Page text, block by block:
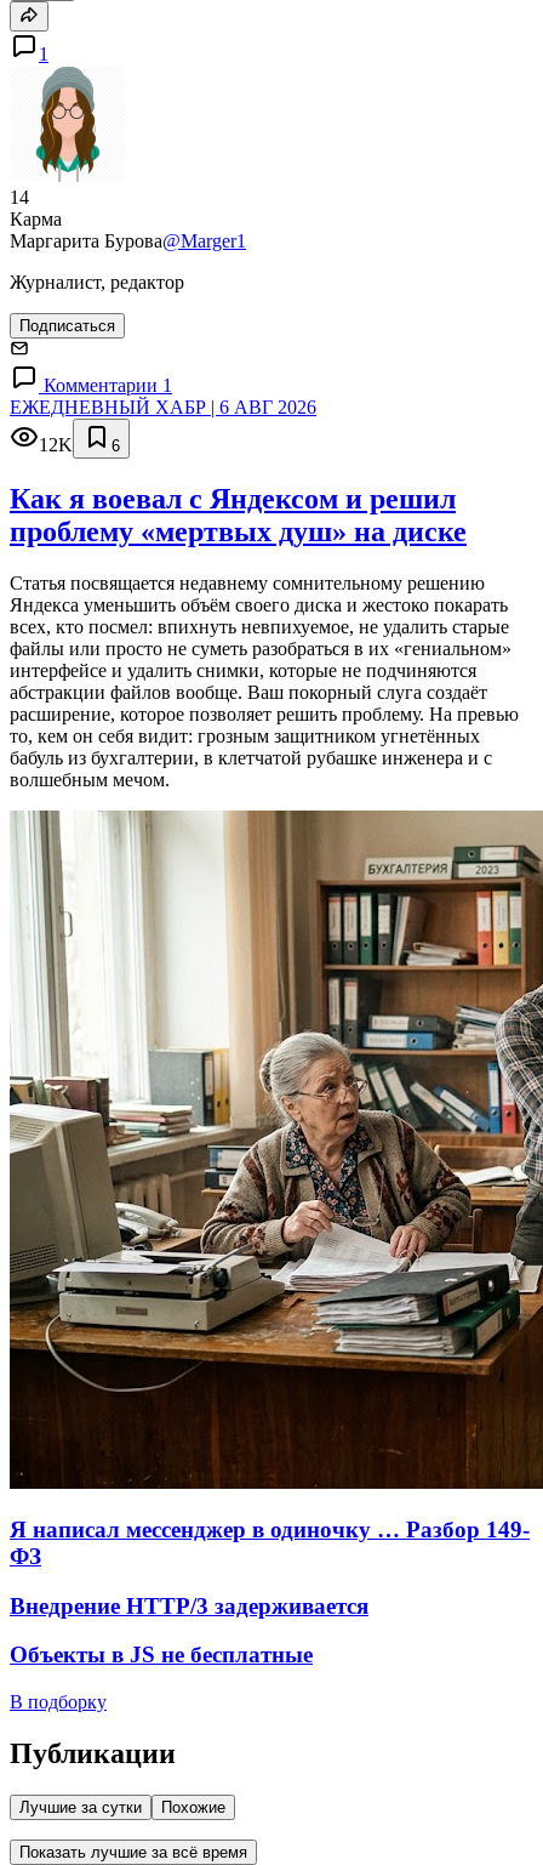
1
14
Карма
Маргарита Бурова@Marger1
Журналист, редактор
Подписаться
Комментарии 1
ЕЖЕДНЕВНЫЙ ХАБР | 6 АВГ 2026
12K
6
Как я воевал с Яндексом и решил
проблему «мертвых душ» на диске
Статья посвящается недавнему сомнительному решению
Яндекса уменьшить объём своего диска и жестоко покарать
всех, кто посмел: впихнуть невпихуемое, не удалить старые
файлы или просто не суметь разобраться в их «гениальном»
интерфейсе и удалить снимки, которые не подчиняются
абстракции файлов вообще. Ваш покорный слуга создаёт
расширение, которое позволяет решить проблему. На превью
то, кем он себя видит: грозным защитником угнетённых
бабуль из бухгалтерии, в клетчатой рубашке инженера и с
волшебным мечом.
Я написал мессенджер в одиночку … Разбор 149-
ФЗ
Внедрение HTTP/3 задерживается
Объекты в JS не бесплатные
В подборку
Публикации
Лучшие за сутки Похожие
Показать лучшие за всё время